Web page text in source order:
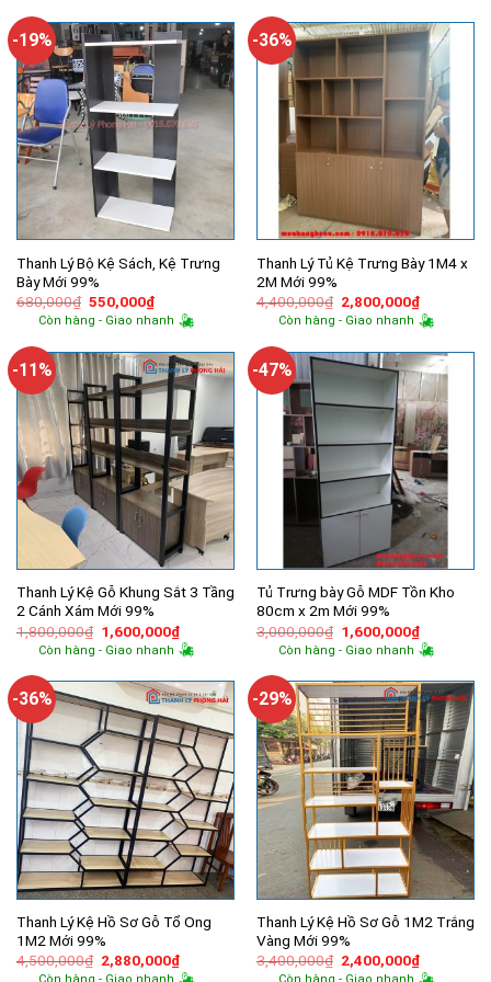
2,100,000₫.
-19%
Thanh Lý Bộ Kệ Sách, Kệ Trưng
Bày Mới 99%
680,000₫ Giá
gốc
là:
550,000₫Giá
hiện
tại
550,000₫.
Còn hàng - Giao nhanh
-36%
Thanh Lý Tủ Kệ Trưng Bày 1M4 x
2M Mới 99%
4,400,000₫ Giá
gốc
là:
2,800,000₫Giá
hiện
tại
Còn hàng - Giao nhanh
-11%
Thanh Lý Kệ Gỗ Khung Sắt 3 Tầng
2 Cánh Xám Mới 99%
1,800,000₫ Giá
gốc
là:
1,600,000₫Giá
hiện
tại
1,600,000₫.
Còn hàng - Giao nhanh
-47%
Tủ Trưng bày Gỗ MDF Tồn Kho
80cm x 2m Mới 99%
3,000,000₫ Giá
gốc
là:
1,600,000₫Giá
hiện
tại
Còn hàng - Giao nhanh
-36%
Thanh Lý Kệ Hồ Sơ Gỗ Tổ Ong
1M2 Mới 99%
4,500,000₫ Giá
gốc
2,880,000₫Giá
hiện
-29%
Thanh Lý Kệ Hồ Sơ Gỗ 1M2 Trắng
Vàng Mới 99%
3,400,000₫ Giá
gốc
2,400,000₫Giá
hiện